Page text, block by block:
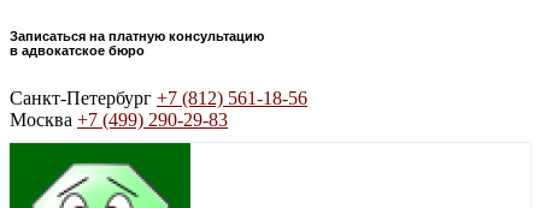
Записаться на платную консультацию
в адвокатское бюро
Санкт-Петербург +7 (812) 561-18-56
Москва +7 (499) 290-29-83